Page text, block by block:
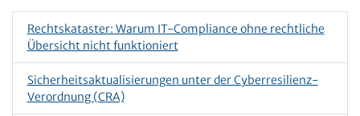
Rechtskataster: Warum IT-Compliance ohne rechtliche
Übersicht nicht funktioniert
Sicherheitsaktualisierungen unter der Cyberresilienz-
Verordnung (CRA)